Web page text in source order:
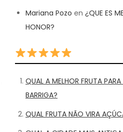
Mariana Pozo en ¿QUE ES
HONOR?
QUAL A MELHOR FRUTA
BARRIGA?
QUAL FRUTA NÃO VIRA